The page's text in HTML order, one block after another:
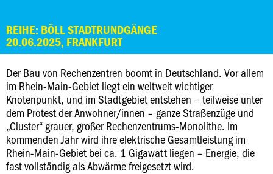
REIHE: BÖLL STADTRUNDGÄNGE
20.06.2025, FRANKFURT
Der Bau von Rechenzentren boomt in Deutschland. Vor allem
im Rhein-Main-Gebiet liegt ein weltweit wichtiger
Knotenpunkt, und im Stadtgebiet entstehen – teilweise unter
dem Protest der Anwohner/innen – ganze Straßenzüge und
„Cluster“ grauer, großer Rechenzentrums-Monolithe. Im
kommenden Jahr wird ihre elektrische Gesamtleistung im
Rhein-Main-Gebiet bei ca. 1 Gigawatt liegen – Energie, die
fast vollständig als Abwärme freigesetzt wird.